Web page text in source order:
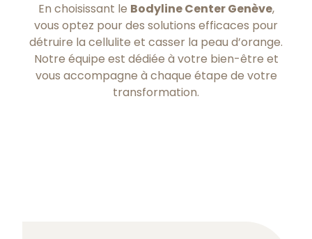
En choisissant le Bodyline Center Genève,
vous optez pour des solutions efficaces pour
détruire la cellulite et casser la peau d’orange.
Notre équipe est dédiée à votre bien-être et
vous accompagne à chaque étape de votre
transformation.